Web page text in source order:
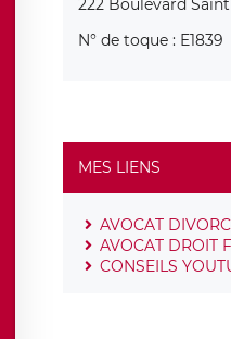
222 Boulevard
N° de toque : E1839
MES LIENS
AVOCAT
AVOCAT DROIT
CONSEILS